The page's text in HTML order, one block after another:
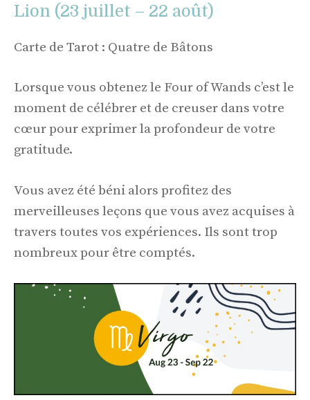
Lion (23 juillet – 22 août)
Carte de Tarot : Quatre de Bâtons
Lorsque vous obtenez le Four of Wands c’est le
moment de célébrer et de creuser dans votre
cœur pour exprimer la profondeur de votre
gratitude.
Vous avez été béni alors profitez des
merveilleuses leçons que vous avez acquises à
travers toutes vos expériences. Ils sont trop
nombreux pour être comptés.